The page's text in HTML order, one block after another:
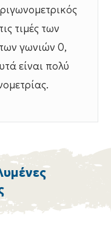
τιμές των
γωνιών 0,
είναι πολύ